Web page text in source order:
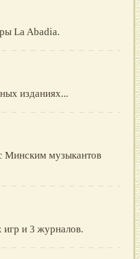
La Abadia.
изданиях...
Минским музыкантов
и 3 журналов.